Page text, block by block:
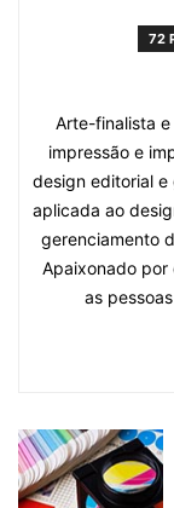
72
Arte-finalista
impressão e
design editorial e
aplicada ao
gerenciamento
Apaixonado
as